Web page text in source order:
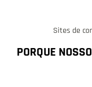
Sites de
PORQUE